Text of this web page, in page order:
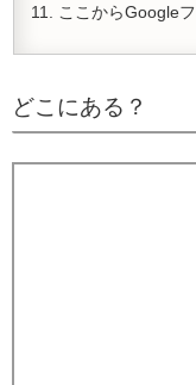
ここからGoogle
どこにある？